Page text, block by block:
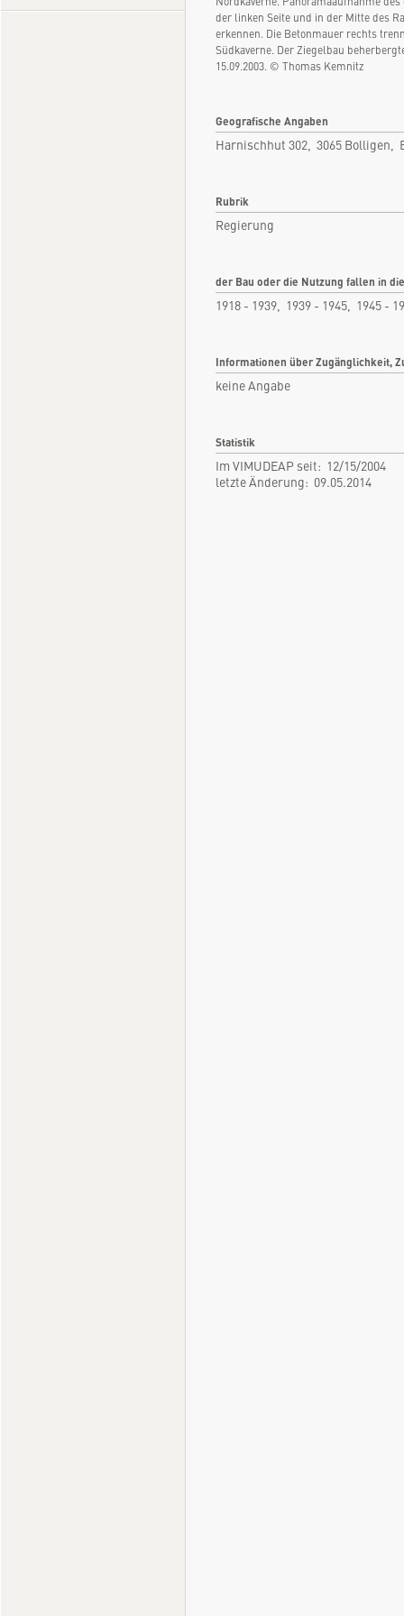
der linken Seite und in der Mitte des
erkennen. Die Betonmauer rechts
Südkaverne. Der Ziegelbau
15.09.2003. © Thomas Kemnitz
Geografische Angaben
Harnischhut 302, 3065 Bolligen,
Rubrik
Regierung
der Bau oder die Nutzung fallen in
1918 - 1939, 1939 - 1945, 1945 -
Informationen über Zugänglichkeit,
keine Angabe
Statistik
Im VIMUDEAP seit: 12/15/2004
letzte Änderung: 09.05.2014